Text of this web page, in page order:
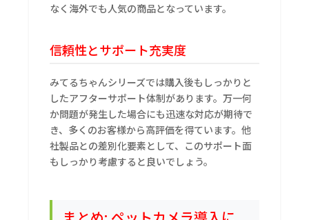
なく海外でも人気の商品となっています。
信頼性とサポート充実度
みてるちゃんシリーズでは購入後もしっかりと
したアフターサポート体制があります。万一何
か問題が発生した場合にも迅速な対応が期待で
き、多くのお客様から高評価を得ています。他
社製品との差別化要素として、このサポート面
もしっかり考慮すると良いでしょう。